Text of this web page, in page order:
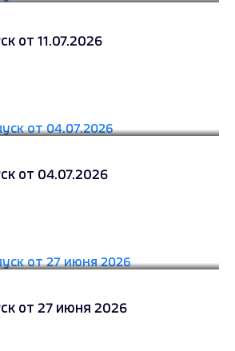
от 11.07.2026
от 04.07.2026
от 27 июня 2026